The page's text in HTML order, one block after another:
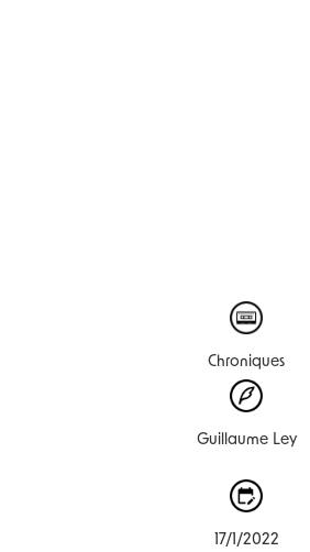
Chroniques
Guillaume Ley
17/1/2022